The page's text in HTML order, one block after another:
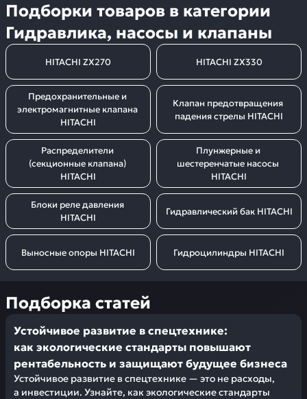
Подборки товаров в категории
Гидравлика, насосы и клапаны
HITACHI ZX270 HITACHI ZX330
Предохранительные и
электромагнитные клапана
HITACHI
Клапан предотвращения
падения стрелы HITACHI
Распределители
(секционные клапана)
HITACHI
Плунжерные и
шестеренчатые насосы
HITACHI
Блоки реле давления
HITACHI
Гидравлический бак HITACHI
Выносные опоры HITACHI Гидроцилиндры HITACHI
Подборка статей
Устойчивое развитие в спецтехнике:
как экологические стандарты повышают
рентабельность и защищают будущее бизнеса
Устойчивое развитие в спецтехнике — это не расходы,
а инвестиции. Узнайте, как экологические стандарты